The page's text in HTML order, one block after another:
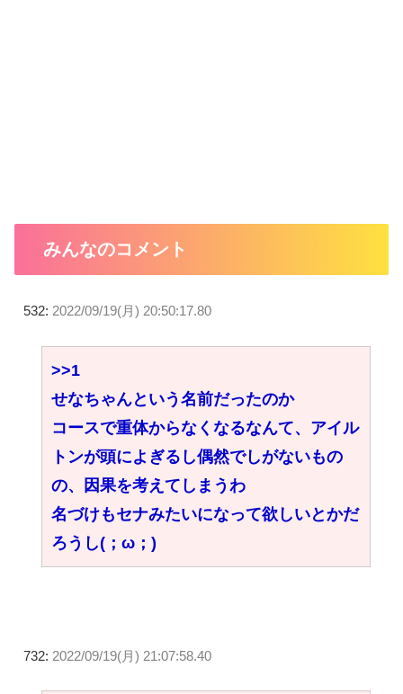
みんなのコメント
532: 2022/09/19(月) 20:50:17.80
>>1
せなちゃんという名前だったのか
コースで重体からなくなるなんて、アイル
トンが頭によぎるし偶然でしがないもの
の、因果を考えてしまうわ
名づけもセナみたいになって欲しいとかだ
ろうし(；ω；)
732: 2022/09/19(月) 21:07:58.40